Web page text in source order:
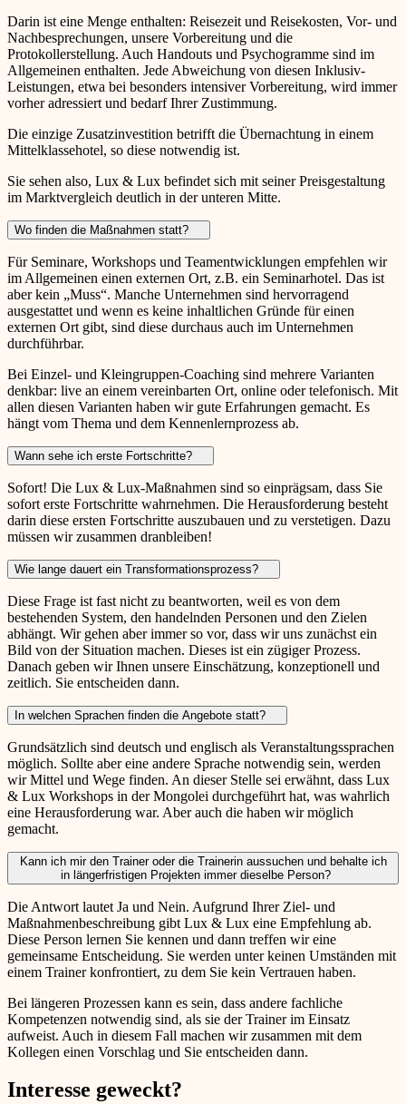
Darin ist eine Menge enthalten: Reisezeit und Reisekosten, Vor- und
Nachbesprechungen, unsere Vorbereitung und die
Protokollerstellung. Auch Handouts und Psychogramme sind im
Allgemeinen enthalten. Jede Abweichung von diesen Inklusiv-
Leistungen, etwa bei besonders intensiver Vorbereitung, wird immer
vorher adressiert und bedarf Ihrer Zustimmung.
Die einzige Zusatzinvestition betrifft die Übernachtung in einem
Mittelklassehotel, so diese notwendig ist.
Sie sehen also, Lux & Lux befindet sich mit seiner Preisgestaltung
im Marktvergleich deutlich in der unteren Mitte.
Wo finden die Maßnahmen statt?
Für Seminare, Workshops und Teamentwicklungen empfehlen wir
im Allgemeinen einen externen Ort, z.B. ein Seminarhotel. Das ist
aber kein „Muss“. Manche Unternehmen sind hervorragend
ausgestattet und wenn es keine inhaltlichen Gründe für einen
externen Ort gibt, sind diese durchaus auch im Unternehmen
durchführbar.
Bei Einzel- und Kleingruppen-Coaching sind mehrere Varianten
denkbar: live an einem vereinbarten Ort, online oder telefonisch. Mit
allen diesen Varianten haben wir gute Erfahrungen gemacht. Es
hängt vom Thema und dem Kennenlernprozess ab.
Wann sehe ich erste Fortschritte?
Sofort! Die Lux & Lux-Maßnahmen sind so einprägsam, dass Sie
sofort erste Fortschritte wahrnehmen. Die Herausforderung besteht
darin diese ersten Fortschritte auszubauen und zu verstetigen. Dazu
müssen wir zusammen dranbleiben!
Wie lange dauert ein Transformationsprozess?
Diese Frage ist fast nicht zu beantworten, weil es von dem
bestehenden System, den handelnden Personen und den Zielen
abhängt. Wir gehen aber immer so vor, dass wir uns zunächst ein
Bild von der Situation machen. Dieses ist ein zügiger Prozess.
Danach geben wir Ihnen unsere Einschätzung, konzeptionell und
zeitlich. Sie entscheiden dann.
In welchen Sprachen finden die Angebote statt?
Grundsätzlich sind deutsch und englisch als Veranstaltungssprachen
möglich. Sollte aber eine andere Sprache notwendig sein, werden
wir Mittel und Wege finden. An dieser Stelle sei erwähnt, dass Lux
& Lux Workshops in der Mongolei durchgeführt hat, was wahrlich
eine Herausforderung war. Aber auch die haben wir möglich
gemacht.
Kann ich mir den Trainer oder die Trainerin aussuchen und behalte ich
in längerfristigen Projekten immer dieselbe Person?
Die Antwort lautet Ja und Nein. Aufgrund Ihrer Ziel- und
Maßnahmenbeschreibung gibt Lux & Lux eine Empfehlung ab.
Diese Person lernen Sie kennen und dann treffen wir eine
gemeinsame Entscheidung. Sie werden unter keinen Umständen mit
einem Trainer konfrontiert, zu dem Sie kein Vertrauen haben.
Bei längeren Prozessen kann es sein, dass andere fachliche
Kompetenzen notwendig sind, als sie der Trainer im Einsatz
aufweist. Auch in diesem Fall machen wir zusammen mit dem
Kollegen einen Vorschlag und Sie entscheiden dann.
Interesse geweckt?